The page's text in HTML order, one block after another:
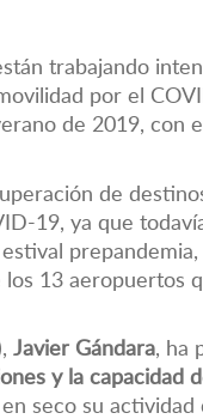
trabajando
por el
de 2019, con
de
19, ya que
13 aeropuertos
Javier Gándara, ha
y la capacidad
seco su